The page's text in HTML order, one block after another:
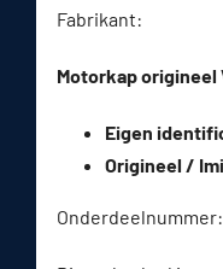
Fabrikant:
Motorkap origineel
Eigen
Origineel /
Onderdeelnummer: